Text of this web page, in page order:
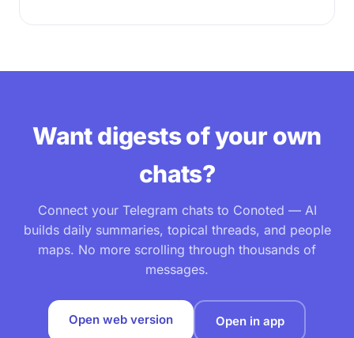
Want digests of your own
chats?
Connect your Telegram chats to Conoted — AI
builds daily summaries, topical threads, and people
maps. No more scrolling through thousands of
messages.
Open web version Open in app